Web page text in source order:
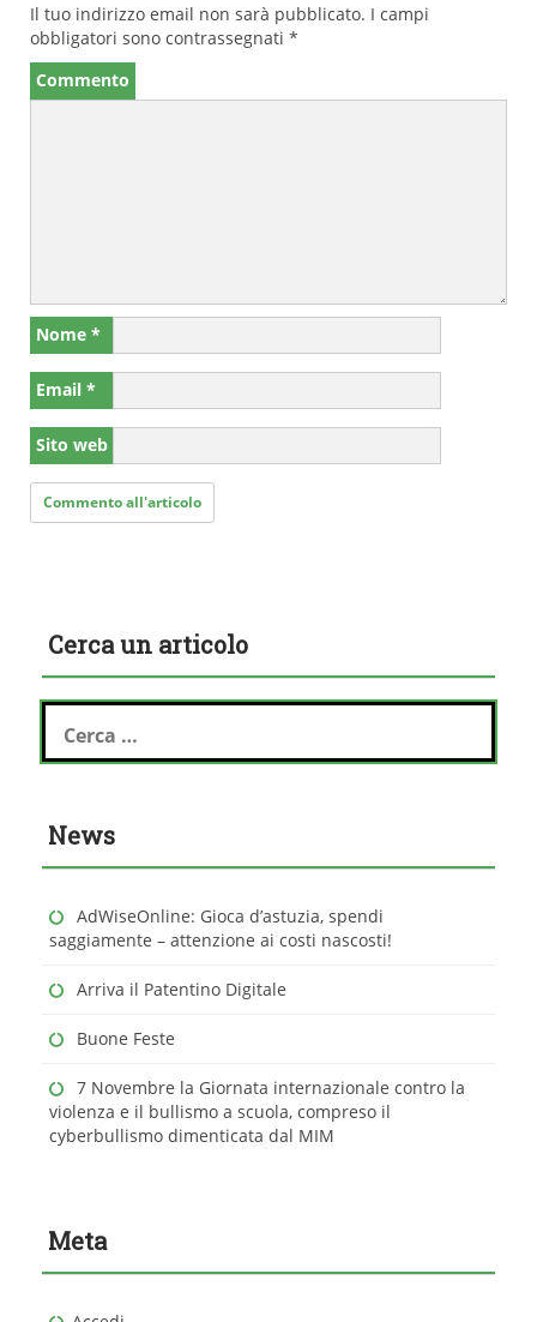
Il tuo indirizzo email non sarà pubblicato. I campi
obbligatori sono contrassegnati *
Commento
Nome *
Email *
Sito web
Cerca un articolo
Ricerca
per:
News
AdWiseOnline: Gioca d’astuzia, spendi
saggiamente – attenzione ai costi nascosti!
Arriva il Patentino Digitale
Buone Feste
7 Novembre la Giornata internazionale contro la
violenza e il bullismo a scuola, compreso il
cyberbullismo dimenticata dal MIM
Meta